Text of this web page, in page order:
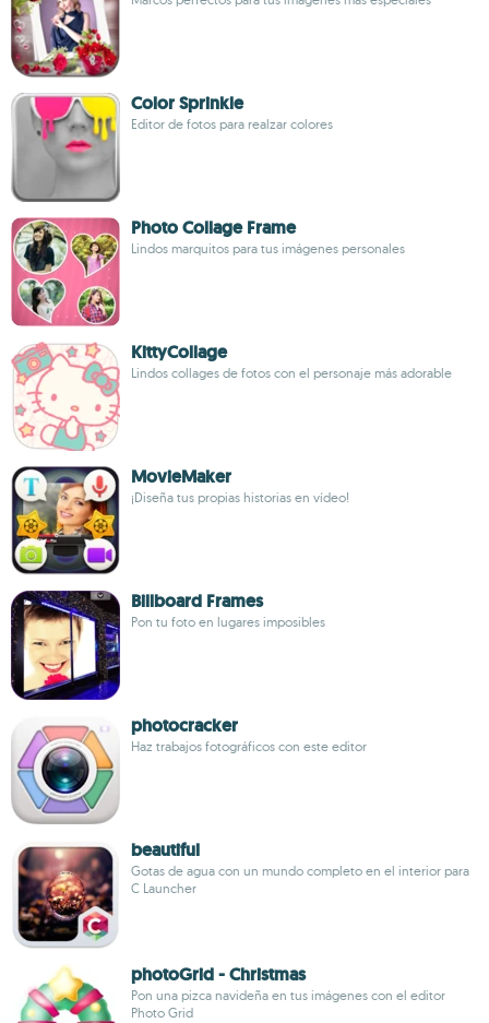
Color Sprinkle
Editor de fotos para realzar colores
Photo Collage Frame
Lindos marquitos para tus imágenes personales
KittyCollage
Lindos collages de fotos con el personaje más adorable
MovieMaker
¡Diseña tus propias historias en vídeo!
Billboard Frames
Pon tu foto en lugares imposibles
photocracker
Haz trabajos fotográficos con este editor
beautiful
Gotas de agua con un mundo completo en el interior para
C Launcher
photoGrid - Christmas
Pon una pizca navideña en tus imágenes con el editor
Photo Grid